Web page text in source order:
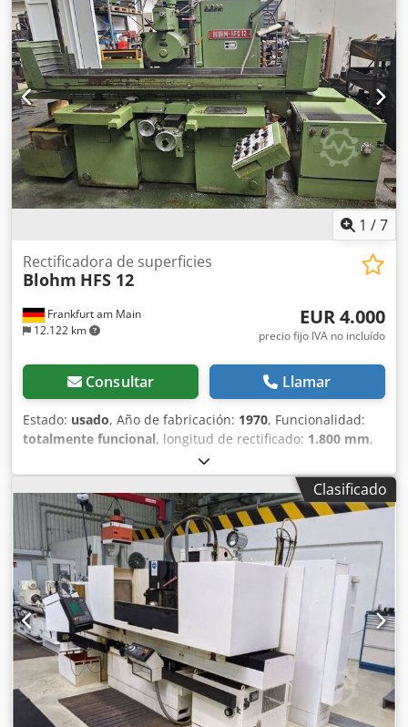
1030/870/H1510 mm -Peso total: 403 kg
1 /7
Frankfurt am Main
12.122 km
Rectificadora de superficies
Blohm HFS 12
EUR 4.000
precio fijo IVA no incluído
Consultar Llamar
Estado: usado, Año de fabricación: 1970, Funcionalidad:
totalmente funcional, longitud de rectificado: 1.800 mm,
, longitud de la mesa:
ancho de la mesa:350 mm, ¡¡¡VENTA EN LOCALIZACIÓN D-
74219 MÖCKMÜHL Rectificadora plana BLOHM HFS 12 Año
de fabricación: 1970 Longitud de rectificado: 1800 mm
Dcedpfxozamf Ej Ad Rsk Ancho de rectificado: 400 mm
Tamaño del plato magnético: 1.350x350 mm Accesorios:
Sistema de refrigeración (KSS-ANLAGE) Diversas muelas
abrasivas La máquina está en funcionamiento y puede
inspeccionarse bajo tensión en cualquier momento.
Clasificado